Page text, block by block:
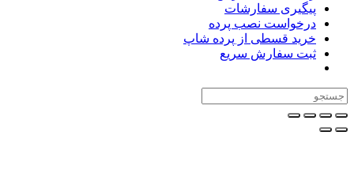
پیگیری سفارشات
درخواست نصب پرده
خرید قسطی از پرده شاپ
ثبت سفارش سریع